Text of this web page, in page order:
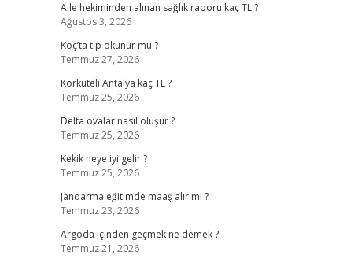
Aile hekiminden alınan sağlık raporu kaç TL ?
Ağustos 3, 2026
Koç’ta tıp okunur mu ?
Temmuz 27, 2026
Korkuteli Antalya kaç TL ?
Temmuz 25, 2026
Delta ovalar nasıl oluşur ?
Temmuz 25, 2026
Kekik neye iyi gelir ?
Temmuz 25, 2026
Jandarma eğitimde maaş alır mı ?
Temmuz 23, 2026
Argoda içinden geçmek ne demek ?
Temmuz 21, 2026